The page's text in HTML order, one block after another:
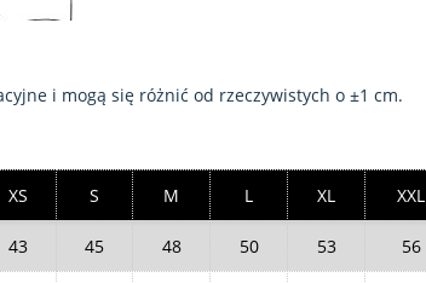
i mogą się różnić od rzeczywistych o ±1 cm.
XS S M L XL XXL
43 45 48 50 53 56